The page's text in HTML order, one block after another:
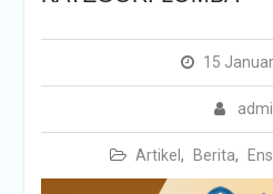
15
Artikel , Berita,